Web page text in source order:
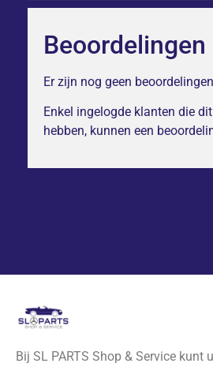
Beoordelingen
Er zijn nog geen
Enkel ingelogde klanten die
hebben, kunnen een
Bij SL PARTS Shop & Service kunt